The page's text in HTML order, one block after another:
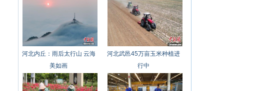
河北内丘：雨后太行山 云海
美如画
河北武邑45万亩玉米种植进
行中